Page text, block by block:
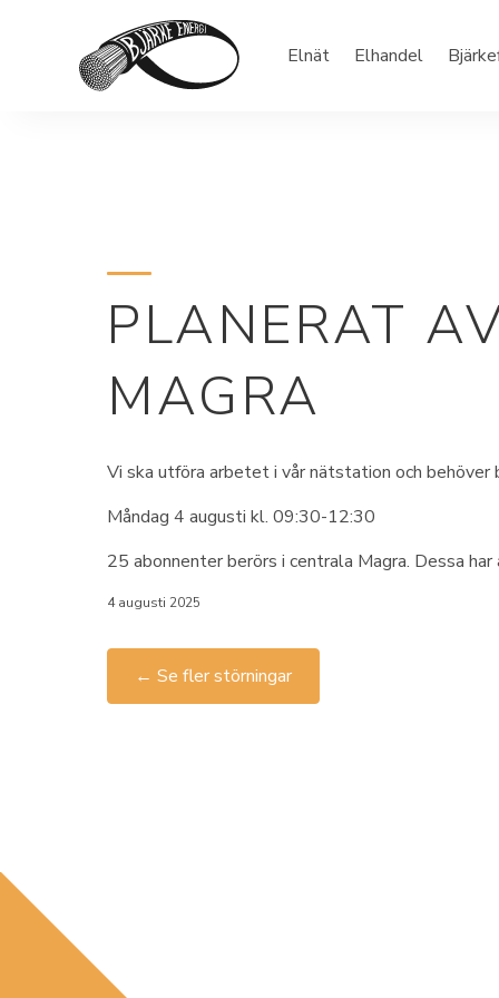
Elnät Elhandel
PLANERAT
MAGRA
Vi ska utföra arbetet i vår nätstation och
Måndag 4 augusti kl. 09:30-12:30
25 abonnenter berörs i centrala Magra. Dessa
4 augusti 2025
← Se fler störningar